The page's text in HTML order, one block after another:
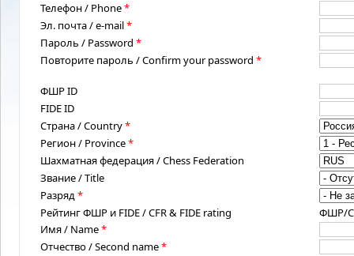
Телефон / Phone*
Эл. почта / e-mail*
Пароль / Password *
Повторите пароль / Confirm your password *
ФШР ID
FIDE ID
Страна / Country*
Регион / Province*
Шахматная федерация / Chess Federation
Звание / Title
Разряд*
Рейтинг ФШР и FIDE / CFR & FIDE rating
ФШР/
Имя / Name*
Отчество / Second name*